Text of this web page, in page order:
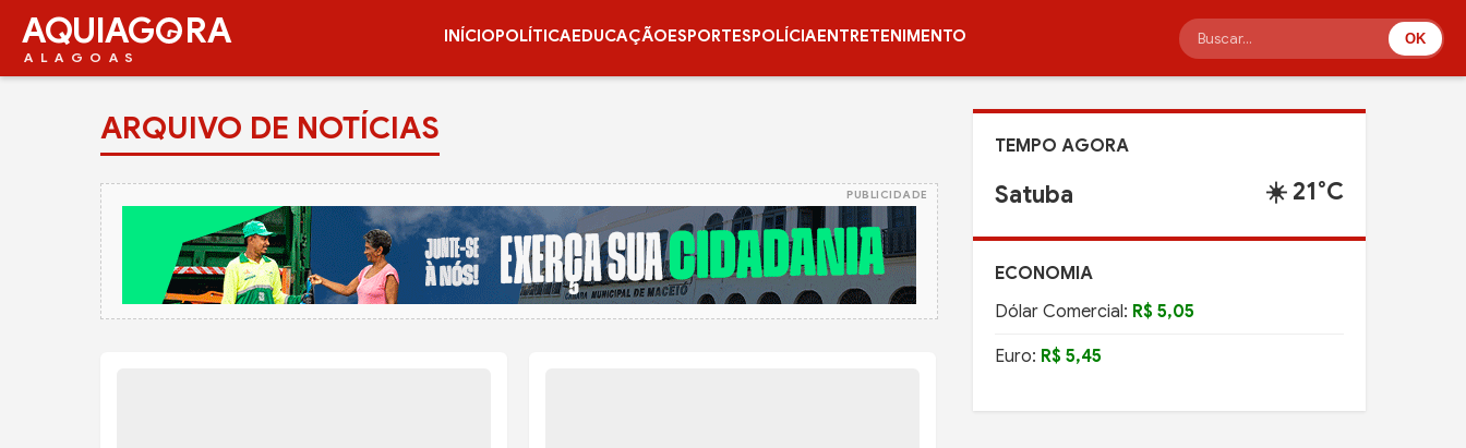
AQUIAG RA
ALAGOAS
INÍCIOPOLÍTICAEDUCAÇÃOESPORTESPOLÍCIAENTRETENIMENTO OK
ARQUIVO DE NOTÍCIAS
PUBLICIDADE
TEMPO AGORA
Satuba ☀️ 21°C
ECONOMIA
Dólar Comercial: R$ 5,05
Euro: R$ 5,45